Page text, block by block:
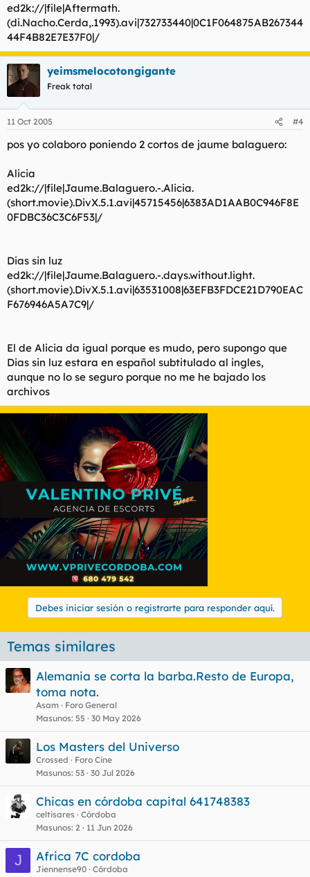
ed2k://|file|Aftermath.
(di.Nacho.Cerda,.1993).avi|732733440|0C1F064875AB267344
44F4B82E7E37F0|/
yeimsmelocotongigante
Freak total
11 Oct 2005 #4
pos yo colaboro poniendo 2 cortos de jaume balaguero:
Alicia
ed2k://|file|Jaume.Balaguero.-.Alicia.
(short.movie).DivX.5.1.avi|45715456|6383AD1AAB0C946F8E
0FDBC36C3C6F53|/
Dias sin luz
ed2k://|file|Jaume.Balaguero.-.days.without.light.
(short.movie).DivX.5.1.avi|63531008|63EFB3FDCE21D790EAC
F676946A5A7C9|/
El de Alicia da igual porque es mudo, pero supongo que
Dias sin luz estara en español subtitulado al ingles,
aunque no lo se seguro porque no me he bajado los
archivos
Debes iniciar sesión o registrarte para responder aquí.
Temas similares
Alemania se corta la barba.Resto de Europa,
toma nota.
Asam
Foro General
Masunos 55 30 May 2026
Los Masters del Universo
Crossed
Foro Cine
Masunos 53 30 Jul 2026
Chicas en córdoba capital 641748383
celtisares Córdoba
Masunos 2 11 Jun 2026
J Africa 7C cordoba
Jiennense90 Córdoba